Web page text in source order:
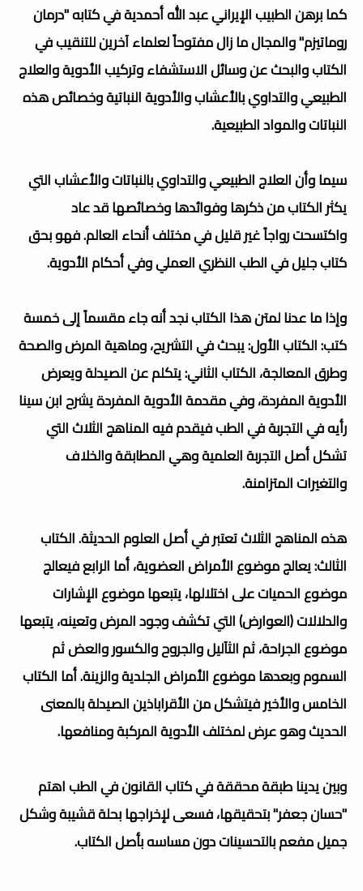
كما برهن الطبيب الإيراني عبد الله أحمدية في كتابه "درمان
روماتيزم" والمجال ما زال مفتوحاً لعلماء آخرين للتنقيب في
الكتاب والبحث عن وسائل الاستشفاء وتركيب الأدوية والعلاج
الطبيعي والتداوي بالأعشاب والأدوية النباتية وخصائص هذه
النباتات والمواد الطبيعية.
سيما وأن العلاج الطبيعي والتداوي بالنباتات والأعشاب التي
يكثر الكتاب من ذكرها وفوائدها وخصائصها قد عاد
واكتسحت رواجاً غير قليل في مختلف أنحاء العالم. فهو بحق
كتاب جليل في الطب النظري العملي وفي أحكام الأدوية.
وإذا ما عدنا لمتن هذا الكتاب نجد أنه جاء مقسماً إلى خمسة
كتب: الكتاب الأول: يبحث في التشريح، وماهية المرض والصحة
وطرق المعالجة، الكتاب الثاني: يتكلم عن الصيدلة ويعرض
الأدوية المفردة، وفي مقدمة الأدوية المفردة يشرح ابن سينا
رأيه في التجربة في الطب فيقدم فيه المناهج الثلاث التي
تشكل أصل التجربة العلمية وهي المطابقة والخلاف
والتغيرات المتزامنة.
هذه المناهج الثلاث تعتبر في أصل العلوم الحديثة. الكتاب
الثالث: يعالج موضوع الأمراض العضوية، أما الرابع فيعالج
موضوع الحميات على اختلالها، يتبعها موضوع الإشارات
والدلالات (العوارض) التي تكشف وجود المرض وتعينه، يتبعها
موضوع الجراحة، ثم الثآليل والجروح والكسور والعض ثم
السموم وبعدها موضوع الأمراض الجلدية والزينة. أما الكتاب
الخامس والأخير فيتشكل من الأقراباذين الصيدلة بالمعنى
الحديث وهو عرض لمختلف الأدوية المركبة ومنافعها.
وبين يدينا طبقة محققة في كتاب القانون في الطب اهتم
"حسان جعفر" بتحقيقها، فسعى لإخراجها بحلة قشيبة وشكل
جميل مفعم بالتحسينات دون مساسه بأصل الكتاب.